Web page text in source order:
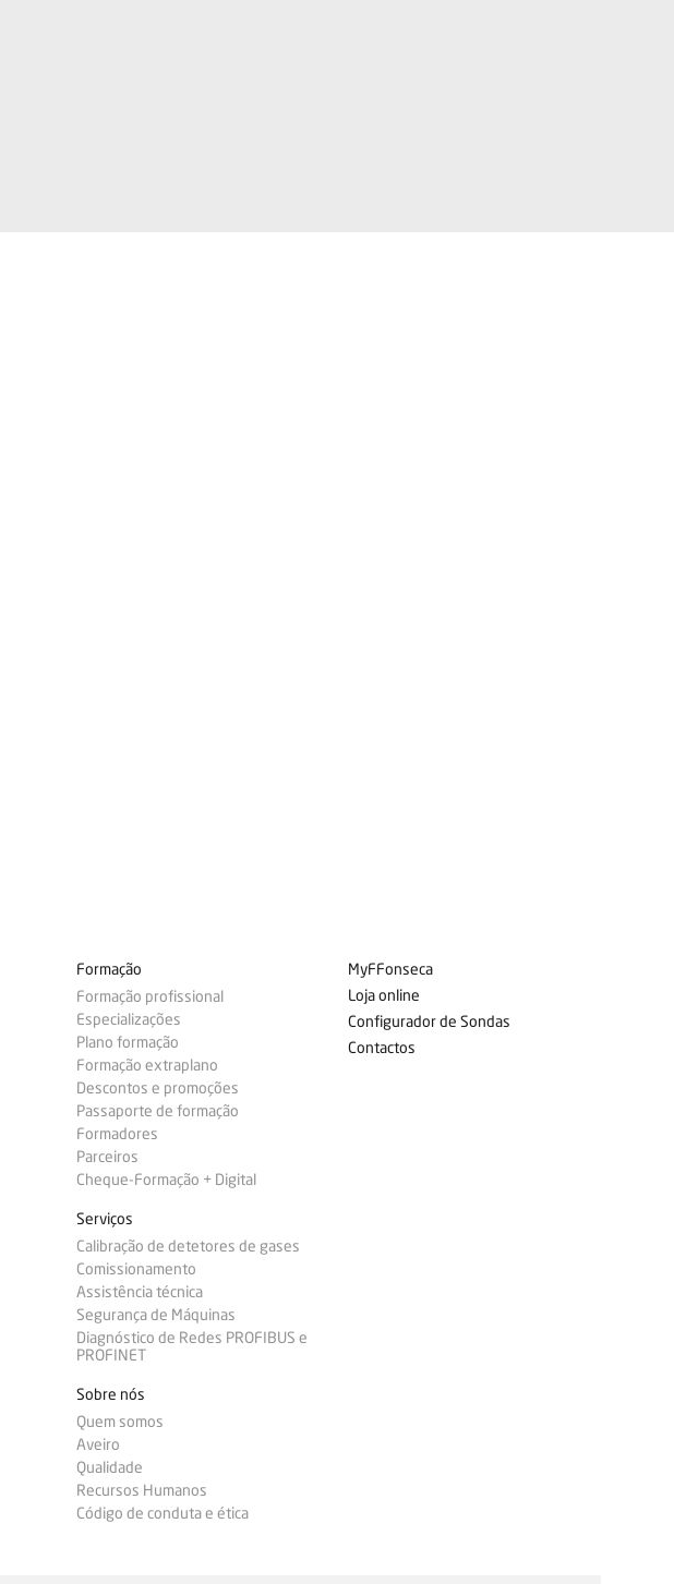
Formação
Formação profissional
Especializações
Plano formação
Formação extraplano
Descontos e promoções
Passaporte de formação
Formadores
Parceiros
Cheque-Formação + Digital
Serviços
Calibração de detetores de gases
Comissionamento
Assistência técnica
Segurança de Máquinas
Diagnóstico de Redes PROFIBUS e
PROFINET
Sobre nós
Quem somos
Aveiro
Qualidade
Recursos Humanos
Código de conduta e ética
MyFFonseca
Loja online
Configurador de Sondas
Contactos